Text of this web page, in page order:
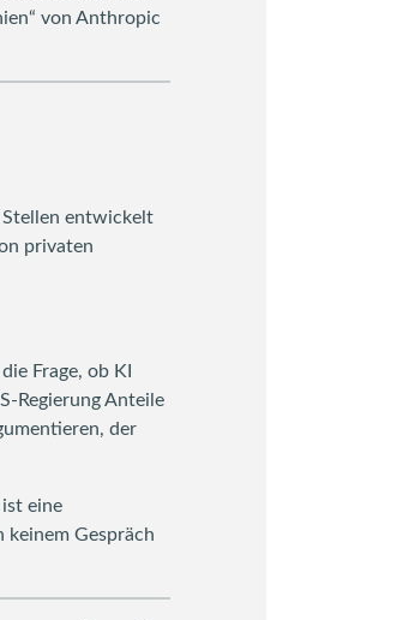
von Anthropic
Stellen entwickelt
privaten
Frage, ob KI
Regierung Anteile
der
eine
keinem Gespräch